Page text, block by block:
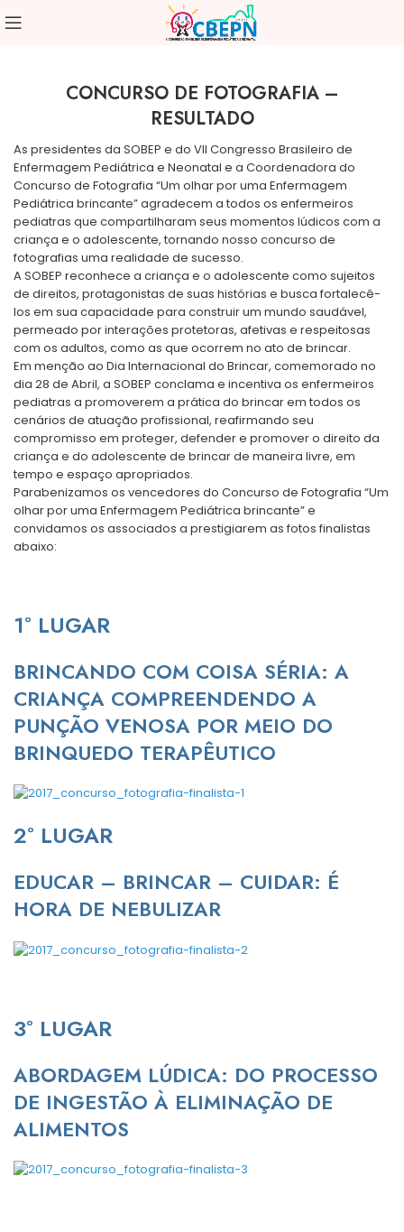
CONCURSO DE FOTOGRAFIA –
RESULTADO
As presidentes da SOBEP e do VII Congresso Brasileiro de
Enfermagem Pediátrica e Neonatal e a Coordenadora do
Concurso de Fotografia “Um olhar por uma Enfermagem
Pediátrica brincante” agradecem a todos os enfermeiros
pediatras que compartilharam seus momentos lúdicos com a
criança e o adolescente, tornando nosso concurso de
fotografias uma realidade de sucesso.
A SOBEP reconhece a criança e o adolescente como sujeitos
de direitos, protagonistas de suas histórias e busca fortalecê-
los em sua capacidade para construir um mundo saudável,
permeado por interações protetoras, afetivas e respeitosas
com os adultos, como as que ocorrem no ato de brincar.
Em menção ao Dia Internacional do Brincar, comemorado no
dia 28 de Abril, a SOBEP conclama e incentiva os enfermeiros
pediatras a promoverem a prática do brincar em todos os
cenários de atuação profissional, reafirmando seu
compromisso em proteger, defender e promover o direito da
criança e do adolescente de brincar de maneira livre, em
tempo e espaço apropriados.
Parabenizamos os vencedores do Concurso de Fotografia “Um
olhar por uma Enfermagem Pediátrica brincante” e
convidamos os associados a prestigiarem as fotos finalistas
abaixo:
1º LUGAR
BRINCANDO COM COISA SÉRIA: A
CRIANÇA COMPREENDENDO A
PUNÇÃO VENOSA POR MEIO DO
BRINQUEDO TERAPÊUTICO
2º LUGAR
EDUCAR – BRINCAR – CUIDAR: É
HORA DE NEBULIZAR
3º LUGAR
ABORDAGEM LÚDICA: DO PROCESSO
DE INGESTÃO À ELIMINAÇÃO DE
ALIMENTOS